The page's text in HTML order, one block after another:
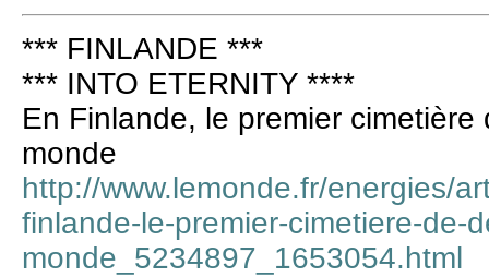
*** FINLANDE ***
*** INTO ETERNITY ****
En Finlande, le premier
monde
http://www.lemonde.fr/energies/
finlande-le-premier-cimetiere-de-
monde_5234897_1653054.html